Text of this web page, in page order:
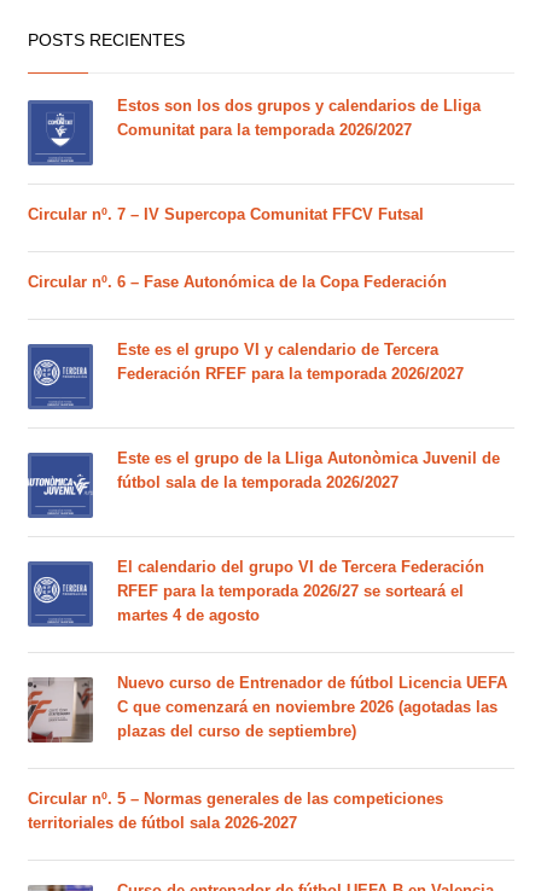
POSTS RECIENTES
Estos son los dos grupos y calendarios de Lliga
Comunitat para la temporada 2026/2027
Circular nº. 7 – IV Supercopa Comunitat FFCV Futsal
Circular nº. 6 – Fase Autonómica de la Copa Federación
Este es el grupo VI y calendario de Tercera
Federación RFEF para la temporada 2026/2027
Este es el grupo de la Lliga Autonòmica Juvenil de
fútbol sala de la temporada 2026/2027
El calendario del grupo VI de Tercera Federación
RFEF para la temporada 2026/27 se sorteará el
martes 4 de agosto
Nuevo curso de Entrenador de fútbol Licencia UEFA
C que comenzará en noviembre 2026 (agotadas las
plazas del curso de septiembre)
Circular nº. 5 – Normas generales de las competiciones
territoriales de fútbol sala 2026-2027